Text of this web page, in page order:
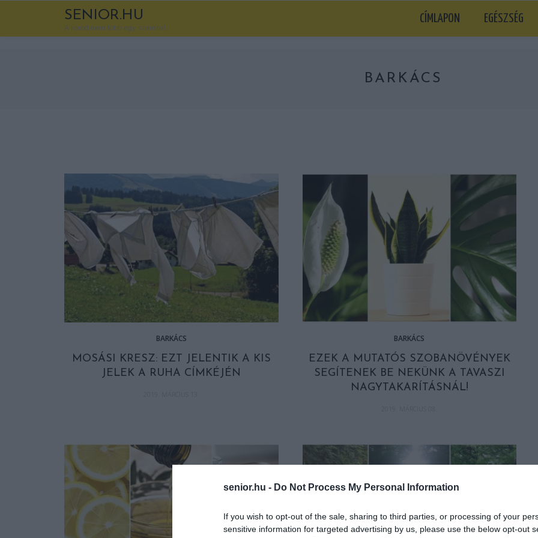
senior.hu - Do Not Process My Personal Information
If you wish to opt-out of the sale, sharing to third parties, or processing of your
sensitive information for targeted advertising by us, please use the below opt-out
SENIOR.HU
A korod nem több egy számnál
CÍMLAPON EGÉSZSÉG
BARKÁCS
BARKÁCS
MOSÁSI KRESZ: EZT JELENTIK A KIS
JELEK A RUHA CÍMKÉJÉN
BARKÁCS
EZEK A MUTATÓS SZOBANÖVÉNYEK
SEGÍTENEK BE NEKÜNK A TAVASZI
NAGYTAKARÍTÁSNÁL!